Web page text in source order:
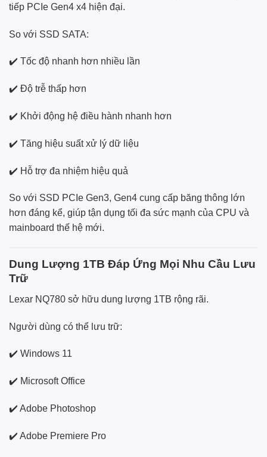
tiếp PCIe Gen4 x4 hiện đại.
So với SSD SATA:
✔️ Tốc độ nhanh hơn nhiều lần
✔️ Độ trễ thấp hơn
✔️ Khởi động hệ điều hành nhanh hơn
✔️ Tăng hiệu suất xử lý dữ liệu
✔️ Hỗ trợ đa nhiệm hiệu quả
So với SSD PCIe Gen3, Gen4 cung cấp băng thông lớn
hơn đáng kể, giúp tận dụng tối đa sức mạnh của CPU và
mainboard thế hệ mới.
Dung Lượng 1TB Đáp Ứng Mọi Nhu Cầu Lưu
Trữ
Lexar NQ780 sở hữu dung lượng 1TB rộng rãi.
Người dùng có thể lưu trữ:
✔️ Windows 11
✔️ Microsoft Office
✔️ Adobe Photoshop
✔️ Adobe Premiere Pro